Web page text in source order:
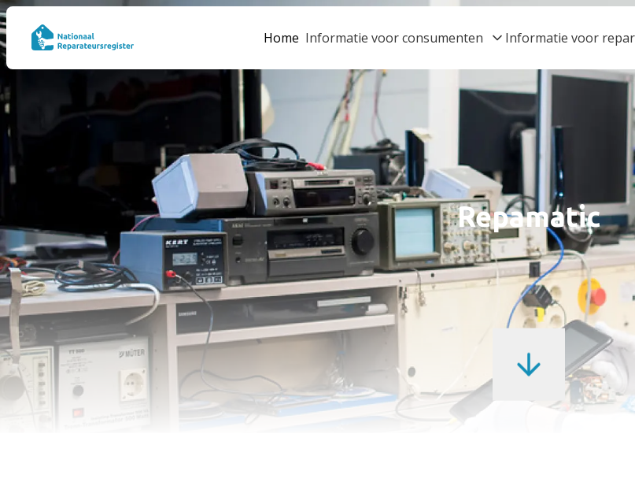
Home Informatie voor consumenten Informatie voor
Repamatic